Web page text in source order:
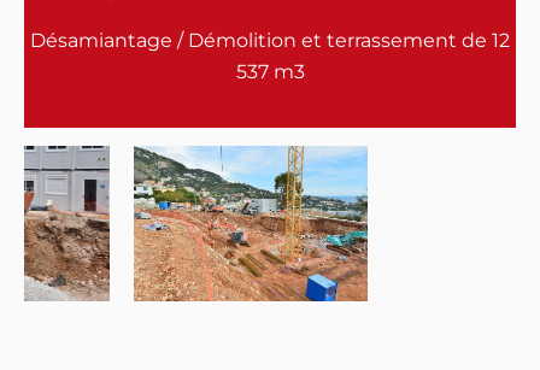
Désamiantage / Démolition et terrassement de 12
537 m3